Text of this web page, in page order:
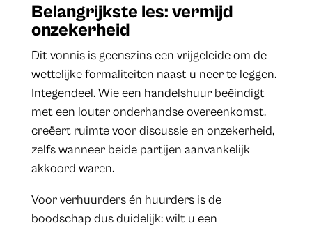
Belangrijkste les: vermijd
onzekerheid
Dit vonnis is geenszins een vrijgeleide om de
wettelijke formaliteiten naast u neer te leggen.
Integendeel. Wie een handelshuur beëindigt
met een louter onderhandse overeenkomst,
creëert ruimte voor discussie en onzekerheid,
zelfs wanneer beide partijen aanvankelijk
akkoord waren.
Voor verhuurders én huurders is de
boodschap dus duidelijk: wilt u een